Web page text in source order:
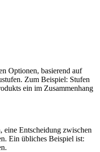
Optionen, basierend auf
Zum Beispiel: Stufen
ein im Zusammenhang
eine Entscheidung zwischen
Ein übliches Beispiel ist: